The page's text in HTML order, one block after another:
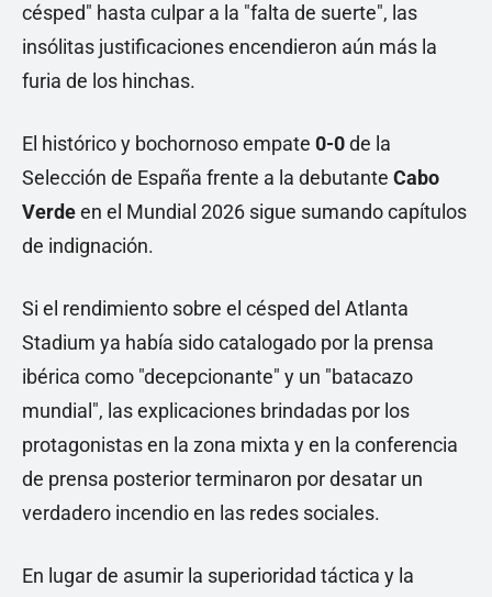
césped" hasta culpar a la "falta de suerte", las
insólitas justificaciones encendieron aún más la
furia de los hinchas.
El histórico y bochornoso empate 0-0de la
Selección de España frente a la debutante Cabo
Verdeen el Mundial 2026 sigue sumando capítulos
de indignación.
Si el rendimiento sobre el césped del Atlanta
Stadium ya había sido catalogado por la prensa
ibérica como "decepcionante" y un "batacazo
mundial", las explicaciones brindadas por los
protagonistas en la zona mixta y en la conferencia
de prensa posterior terminaron por desatar un
verdadero incendio en las redes sociales.
En lugar de asumir la superioridad táctica y la